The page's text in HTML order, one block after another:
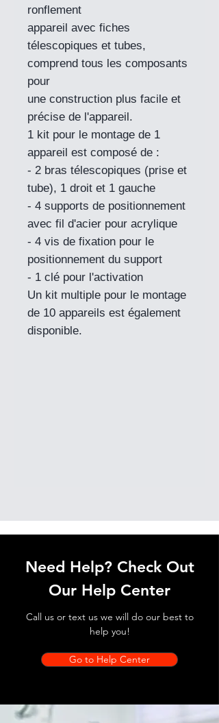
ronflement
appareil avec fiches
télescopiques et tubes,
comprend tous les composants
pour
une construction plus facile et
précise de l'appareil.
1 kit pour le montage de 1
appareil est composé de :
- 2 bras télescopiques (prise et
tube), 1 droit et 1 gauche
- 4 supports de positionnement
avec fil d'acier pour acrylique
- 4 vis de fixation pour le
positionnement du support
- 1 clé pour l'activation
Un kit multiple pour le montage
de 10 appareils est également
disponible.
Need Help? Check Out
Our Help Center
Call us or text us we will do our best to
help you!
Go to Help Center